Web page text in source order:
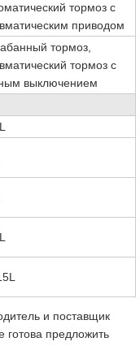
тормоз с
приводом
тормоз,
тормоз с
выключением
и поставщик
готова предложить